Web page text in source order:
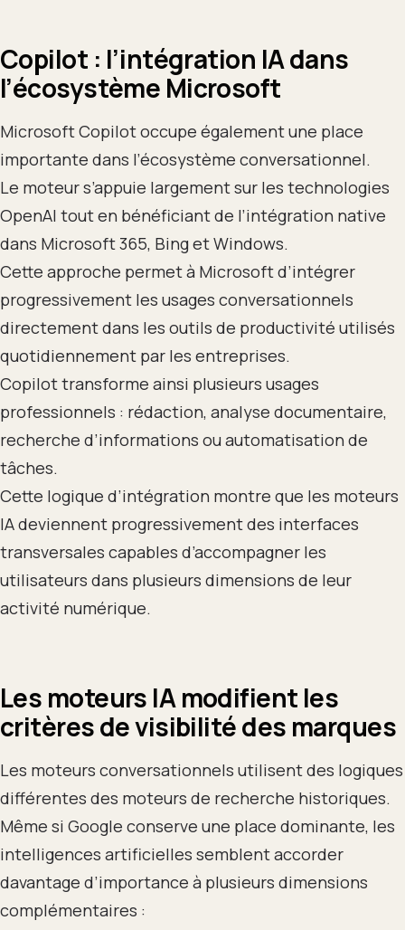
Copilot : l’intégration IA dans
l’écosystème Microsoft
Microsoft Copilot occupe également une place
importante dans l’écosystème conversationnel.
Le moteur s’appuie largement sur les technologies
OpenAI tout en bénéficiant de l’intégration native
dans Microsoft 365, Bing et Windows.
Cette approche permet à Microsoft d’intégrer
progressivement les usages conversationnels
directement dans les outils de productivité utilisés
quotidiennement par les entreprises.
Copilot transforme ainsi plusieurs usages
professionnels : rédaction, analyse documentaire,
recherche d’informations ou automatisation de
tâches.
Cette logique d’intégration montre que les moteurs
IA deviennent progressivement des interfaces
transversales capables d’accompagner les
utilisateurs dans plusieurs dimensions de leur
activité numérique.
Les moteurs IA modifient les
critères de visibilité des marques
Les moteurs conversationnels utilisent des logiques
différentes des moteurs de recherche historiques.
Même si Google conserve une place dominante, les
intelligences artificielles semblent accorder
davantage d’importance à plusieurs dimensions
complémentaires :